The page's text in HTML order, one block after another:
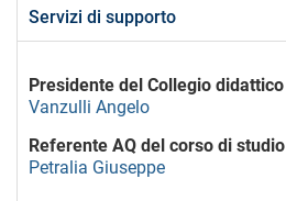
Servizi di supporto
Presidente del Collegio didattico
Vanzulli Angelo
Referente AQ del corso di studio
Petralia Giuseppe